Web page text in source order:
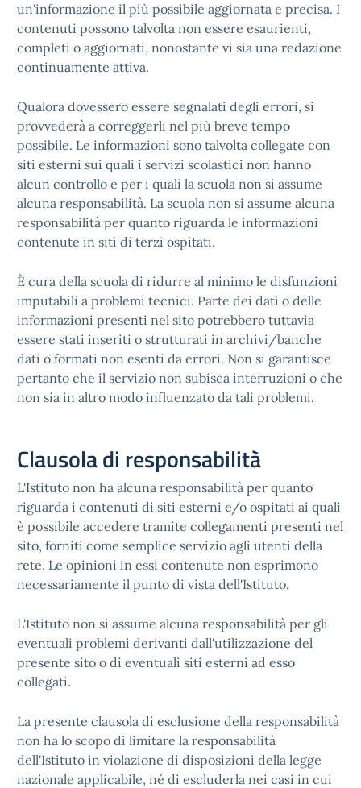
un'informazione il più possibile aggiornata e precisa. I
contenuti possono talvolta non essere esaurienti,
completi o aggiornati, nonostante vi sia una redazione
continuamente attiva.
Qualora dovessero essere segnalati degli errori, si
provvederà a correggerli nel più breve tempo
possibile. Le informazioni sono talvolta collegate con
siti esterni sui quali i servizi scolastici non hanno
alcun controllo e per i quali la scuola non si assume
alcuna responsabilità. La scuola non si assume alcuna
responsabilità per quanto riguarda le informazioni
contenute in siti di terzi ospitati.
È cura della scuola di ridurre al minimo le disfunzioni
imputabili a problemi tecnici. Parte dei dati o delle
informazioni presenti nel sito potrebbero tuttavia
essere stati inseriti o strutturati in archivi/banche
dati o formati non esenti da errori. Non si garantisce
pertanto che il servizio non subisca interruzioni o che
non sia in altro modo influenzato da tali problemi.
Clausola di responsabilità
L'Istituto non ha alcuna responsabilità per quanto
riguarda i contenuti di siti esterni e/o ospitati ai quali
è possibile accedere tramite collegamenti presenti nel
sito, forniti come semplice servizio agli utenti della
rete. Le opinioni in essi contenute non esprimono
necessariamente il punto di vista dell'Istituto.
L'Istituto non si assume alcuna responsabilità per gli
eventuali problemi derivanti dall'utilizzazione del
presente sito o di eventuali siti esterni ad esso
collegati.
La presente clausola di esclusione della responsabilità
non ha lo scopo di limitare la responsabilità
dell'Istituto in violazione di disposizioni della legge
nazionale applicabile, né di escluderla nei casi in cui